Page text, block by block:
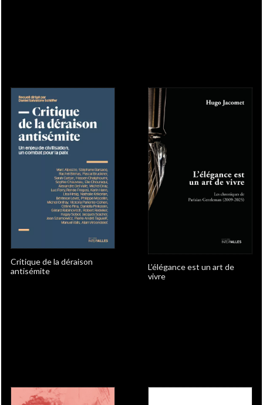
Critique de la déraison
antisémite
L’élégance est un art de
vivre